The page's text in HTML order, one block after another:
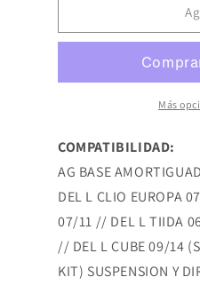
DEL
CLIO
DEL
L
VERSA
USA
07/11
DEL
L
TIIDA
DEL
L
CLIO
DEL
L
USA
07/11
DEL
L
Más
COMPATIBILIDAD:
AG BASE
DEL L CLIO EUROPA
07/11 // DEL L TIIDA
// DEL L CUBE 09/14
KIT) SUSPENSION Y